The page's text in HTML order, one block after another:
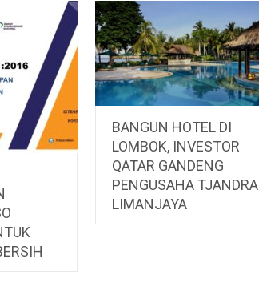
BANGUN HOTEL DI
LOMBOK, INVESTOR
QATAR GANDENG
PENGUSAHA TJANDRA
LIMANJAYA